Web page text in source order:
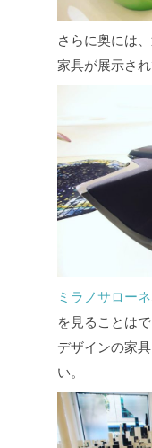
さらに奥には
家具が展示され
ミラノサローネ
を見ることは
デザインの家
い。